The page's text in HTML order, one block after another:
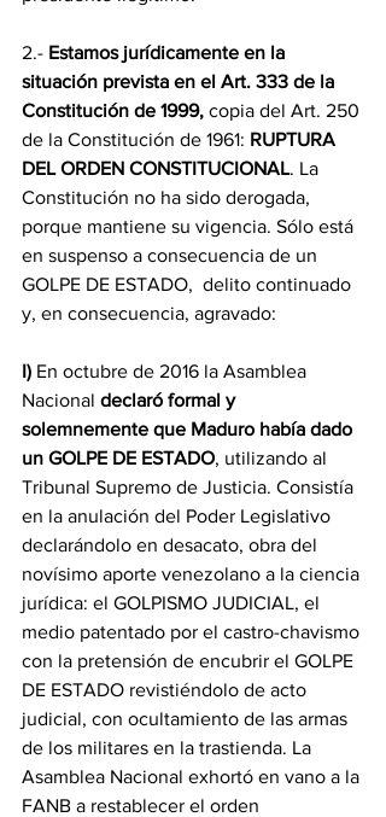
2.- Estamos jurídicamente en la
situación prevista en el Art. 333 de la
Constitución de 1999, copia del Art. 250
de la Constitución de 1961: RUPTURA
DEL ORDEN CONSTITUCIONAL. La
Constitución no ha sido derogada,
porque mantiene su vigencia. Sólo está
en suspenso a consecuencia de un
GOLPE DE ESTADO,  delito continuado
y, en consecuencia, agravado:
I) En octubre de 2016 la Asamblea
Nacional declaró formal y
solemnemente que Maduro había dado
un GOLPE DE ESTADO, utilizando al
Tribunal Supremo de Justicia. Consistía
en la anulación del Poder Legislativo
declarándolo en desacato, obra del
novísimo aporte venezolano a la ciencia
jurídica: el GOLPISMO JUDICIAL, el
medio patentado por el castro-chavismo
con la pretensión de encubrir el GOLPE
DE ESTADO revistiéndolo de acto
judicial, con ocultamiento de las armas
de los militares en la trastienda. La
Asamblea Nacional exhortó en vano a la
FANB a restablecer el orden